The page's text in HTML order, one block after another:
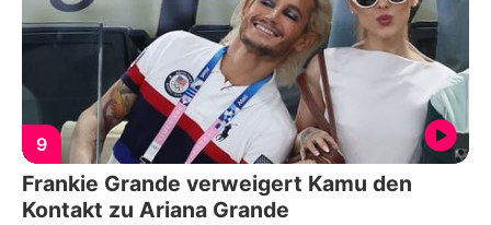
9
Frankie Grande verweigert Kamu den
Kontakt zu Ariana Grande